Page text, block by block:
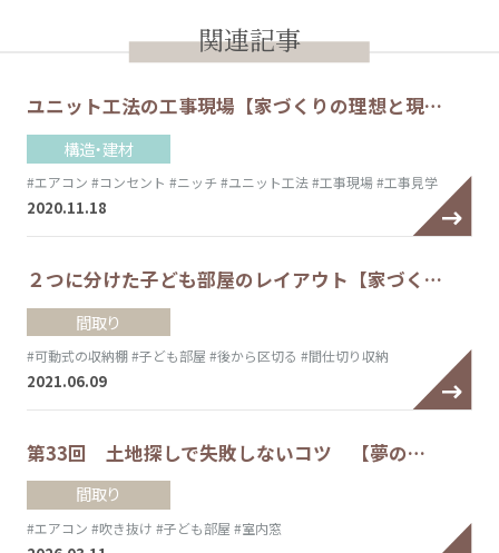
関連記事
ユニット工法の工事現場【家づくりの理想と現…
構造・建材
#エアコン #コンセント #ニッチ#ユニット工法#工事現場#工事見学
2020.11.18
２つに分けた子ども部屋のレイアウト【家づく…
間取り
#可動式の収納棚#子ども部屋 #後から区切る #間仕切り収納
2021.06.09
第33回 土地探しで失敗しないコツ 【夢の…
間取り
#エアコン #吹き抜け #子ども部屋 #室内窓